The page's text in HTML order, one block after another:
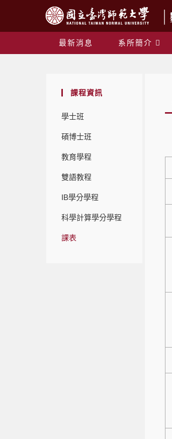
最新消息 系所簡介
課程資訊
學士班
碩博士班
教育學程
雙語教程
IB學分學程
科學計算學分學程
課表